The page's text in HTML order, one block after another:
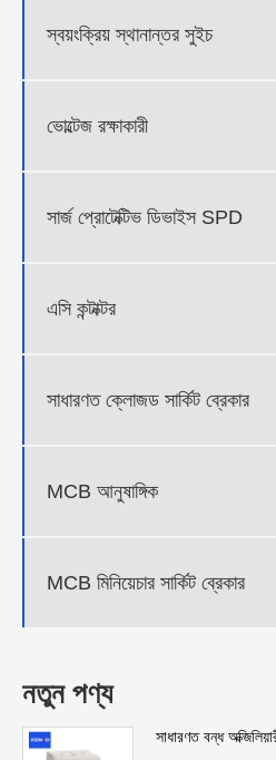
স্বয়ংক্রিয় স্থানান্তর সুইচ
ভোল্টেজ রক্ষাকারী
সার্জ প্রোটেক্টিভ ডিভাইস SPD
এসি কন্টাক্টর
সাধারণত ক্লোজড সার্কিট ব্রেকার
MCB আনুষাঙ্গিক
MCB মিনিয়েচার সার্কিট ব্রেকার
নতুন পণ্য
সাধারণত বন্ধ